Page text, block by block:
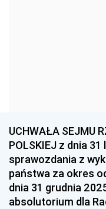
1954
1951
1948
1939
UCHWAŁA SEJMU
POLSKIEJ z dnia
sprawozdania z
państwa za okres
dnia 31 grudnia
absolutorium dla